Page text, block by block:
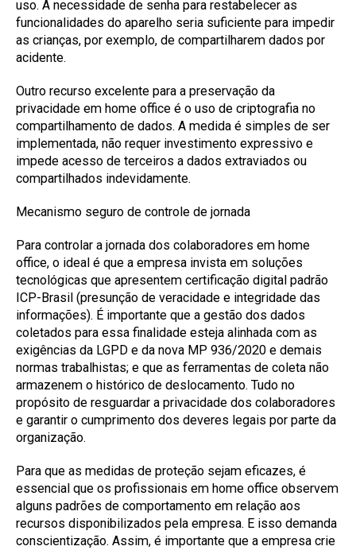
uso. A necessidade de senha para restabelecer as
funcionalidades do aparelho seria suficiente para impedir
as crianças, por exemplo, de compartilharem dados por
acidente.
Outro recurso excelente para a preservação da
privacidade em home office é o uso de criptografia no
compartilhamento de dados. A medida é simples de ser
implementada, não requer investimento expressivo e
impede acesso de terceiros a dados extraviados ou
compartilhados indevidamente.
Mecanismo seguro de controle de jornada
Para controlar a jornada dos colaboradores em home
office, o ideal é que a empresa invista em soluções
tecnológicas que apresentem certificação digital padrão
ICP-Brasil (presunção de veracidade e integridade das
informações). É importante que a gestão dos dados
coletados para essa finalidade esteja alinhada com as
exigências da LGPD e da nova MP 936/2020 e demais
normas trabalhistas; e que as ferramentas de coleta não
armazenem o histórico de deslocamento. Tudo no
propósito de resguardar a privacidade dos colaboradores
e garantir o cumprimento dos deveres legais por parte da
organização.
Para que as medidas de proteção sejam eficazes, é
essencial que os profissionais em home office observem
alguns padrões de comportamento em relação aos
recursos disponibilizados pela empresa. E isso demanda
conscientização. Assim, é importante que a empresa crie